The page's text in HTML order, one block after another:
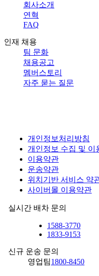
회사소개
연혁
FAQ
인재 채용
팀 문화
채용공고
멤버스토리
자주 묻는 질문
개인정보처리방침
개인정보 수집 및 이
이용약관
운송약관
위치기반 서비스 약
사이버몰 이용약관
실시간 배차 문의
1588-3770
1833-9153
신규 운송 문의
영업팀1800-8450